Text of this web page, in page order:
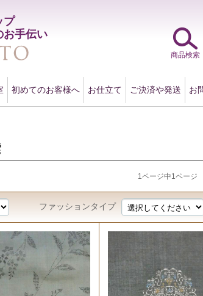
プ
お手伝い
初めてのお客様へ お仕立て ご決済や発送 お
商品検索
1ページ中1ページ
ファッションタイプ